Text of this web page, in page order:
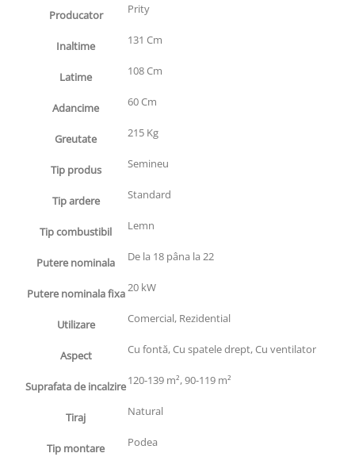
Producator Prity
Inaltime 131 Cm
Latime 108 Cm
Adancime 60 Cm
Greutate 215 Kg
Tip produs Semineu
Tip ardere Standard
Tip combustibil Lemn
Putere nominala De la 18 pâna la 22
Putere nominala fixa20 kW
Utilizare Comercial, Rezidential
Aspect Cu fontă, Cu spatele drept, Cu ventilator
Suprafata de incalzire120-139 m², 90-119 m²
Tiraj Natural
Tip montare Podea